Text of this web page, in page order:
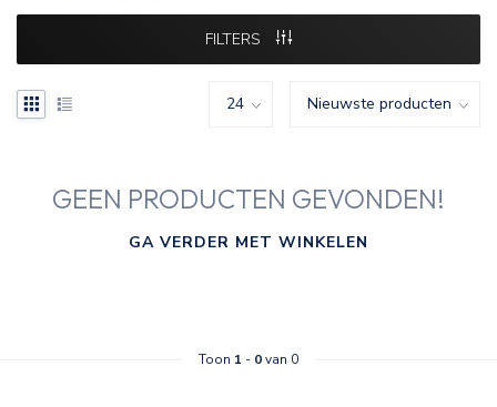
FILTERS
GEEN PRODUCTEN GEVONDEN!
GA VERDER MET WINKELEN
Toon 1 - 0van 0